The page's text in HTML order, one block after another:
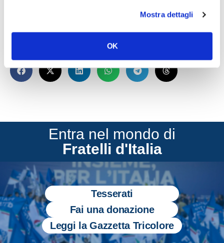
Mostra dettagli
OK
e produce”, conclude Osnato.
Entra nel mondo di
Fratelli d'Italia
Tesserati
Fai una donazione
Leggi la Gazzetta Tricolore